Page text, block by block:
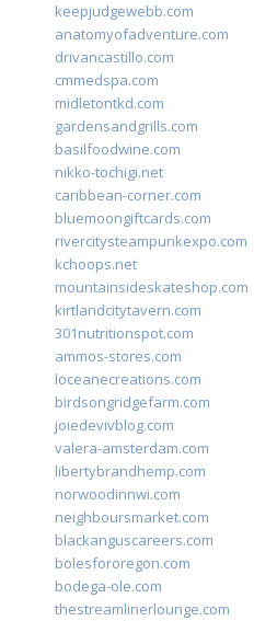
keepjudgewebb.com
anatomyofadventure.com
drivancastillo.com
cmmedspa.com
midletontkd.com
gardensandgrills.com
basilfoodwine.com
nikko-tochigi.net
caribbean-corner.com
bluemoongiftcards.com
rivercitysteampunkexpo.com
kchoops.net
mountainsideskateshop.com
kirtlandcitytavern.com
301nutritionspot.com
ammos-stores.com
loceanecreations.com
birdsongridgefarm.com
joiedevivblog.com
valera-amsterdam.com
libertybrandhemp.com
norwoodinnwi.com
neighboursmarket.com
blackanguscareers.com
bolesfororegon.com
bodega-ole.com
thestreamlinerlounge.com